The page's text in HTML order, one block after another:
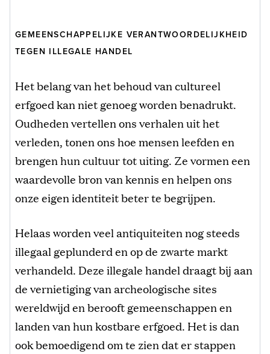
GEMEENSCHAPPELIJKE VERANTWOORDELIJKHEID
TEGEN ILLEGALE HANDEL
Het belang van het behoud van cultureel
erfgoed kan niet genoeg worden benadrukt.
Oudheden vertellen ons verhalen uit het
verleden, tonen ons hoe mensen leefden en
brengen hun cultuur tot uiting. Ze vormen een
waardevolle bron van kennis en helpen ons
onze eigen identiteit beter te begrijpen.
Helaas worden veel antiquiteiten nog steeds
illegaal geplunderd en op de zwarte markt
verhandeld. Deze illegale handel draagt bij aan
de vernietiging van archeologische sites
wereldwijd en berooft gemeenschappen en
landen van hun kostbare erfgoed. Het is dan
ook bemoedigend om te zien dat er stappen